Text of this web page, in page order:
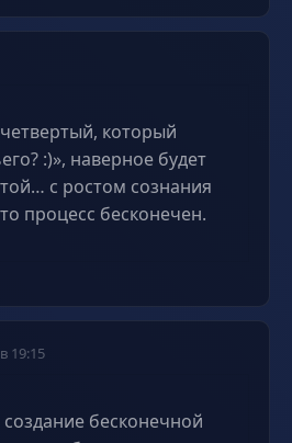
который
:)», наверное будет
с ростом сознания
процесс бесконечен.
19:15
бесконечной